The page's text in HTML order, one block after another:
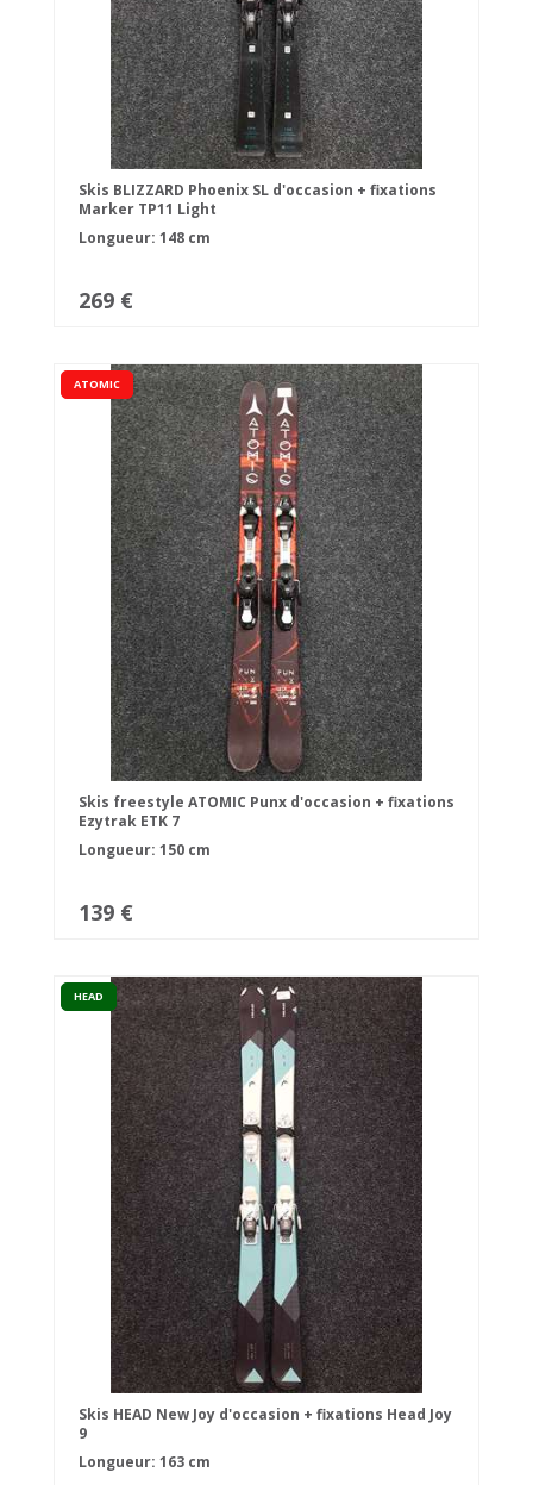
Skis BLIZZARD Phoenix SL d'occasion + fixations
Marker TP11 Light
Longueur: 148 cm
269 €
ATOMIC
Skis freestyle ATOMIC Punx d'occasion + fixations
Ezytrak ETK 7
Longueur: 150 cm
139 €
HEAD
Skis HEAD New Joy d'occasion + fixations Head Joy
9
Longueur: 163 cm